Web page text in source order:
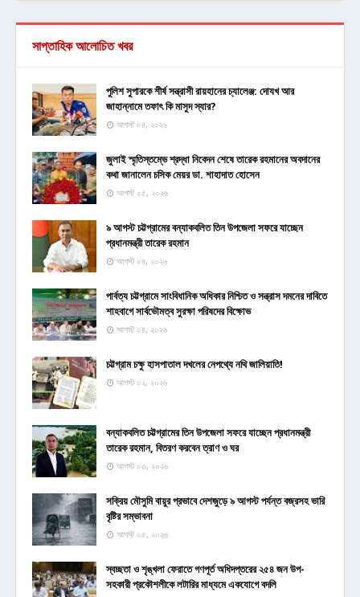
সাপ্তাহিক আলোচিত খবর
পুলিশ সুপারকে শীর্ষ সন্ত্রাসী রায়হানের চ্যালেঞ্জ: দোযখ আর
জাহান্নামে তফাৎ কি মাসুদ স্যার?
আগস্ট ০৪, ২০২৬
জুলাই স্মৃতিস্তম্ভে শ্রদ্ধা নিবেদন শেষে তারেক রহমানের অবদানের
কথা জানালেন চসিক মেয়র ডা. শাহাদাত হোসেন
আগস্ট ০৫, ২০২৬
৯ আগস্ট চট্টগ্রামের বন্যাকবলিত তিন উপজেলা সফরে যাচ্ছেন
প্রধানমন্ত্রী তারেক রহমান
আগস্ট ০৪, ২০২৬
পার্বত্য চট্টগ্রামে সাংবিধানিক অধিকার নিশ্চিত ও সন্ত্রাস দমনের দাবিতে
শাহবাগে সার্বভৌমত্ব সুরক্ষা পরিষদের বিক্ষোভ
আগস্ট ০৪, ২০২৬
চট্টগ্রাম চক্ষু হাসপাতাল দখলের নেপথ্যে নথি জালিয়াতি!
আগস্ট ০২, ২০২৬
বন্যাকবলিত চট্টগ্রামের তিন উপজেলা সফরে যাচ্ছেন প্রধানমন্ত্রী
তারেক রহমান, বিতরণ করবেন ত্রাণ ও ঘর
আগস্ট ০৩, ২০২৬
সক্রিয় মৌসুমি বায়ুর প্রভাবে দেশজুড়ে ৯ আগস্ট পর্যন্ত বজ্রসহ ভারি
বৃষ্টির সম্ভাবনা
আগস্ট ০৫, ২০২৬
স্বচ্ছতা ও শৃঙ্খলা ফেরাতে গণপূর্ত অধিদপ্তরের ২৫৪ জন উপ-
সহকারী প্রকৌশলীকে লটারির মাধ্যমে একযোগে বদলি